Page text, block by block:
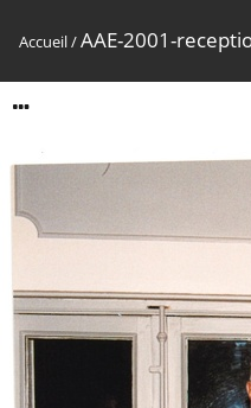
Accueil/AAE-2001-